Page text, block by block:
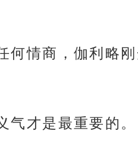
何情商，伽利略刚
才是最重要的。